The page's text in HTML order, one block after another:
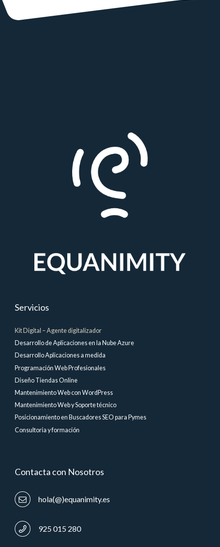
Servicios
Kit Digital – Agente digitalizador
Desarrollo de Aplicaciones en la Nube Azure
Desarrollo Aplicaciones a medida
Programación Web Profesionales
Diseño Tiendas Online
Mantenimiento Web con WordPress
Mantenimiento Web y Soporte técnico
Posicionamiento en Buscadores SEO para Pymes
Consultoria y formación
Contacta con Nosotros
hola(@)equanimity.es
925 015 280